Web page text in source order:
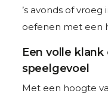
’s avonds of
oefenen met een
Een volle
speelgevoel
Met een hoogte